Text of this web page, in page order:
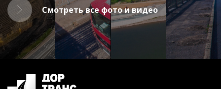
Смотреть все фото и видео